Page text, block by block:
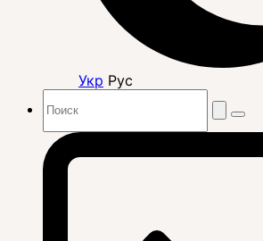
Укр Рус